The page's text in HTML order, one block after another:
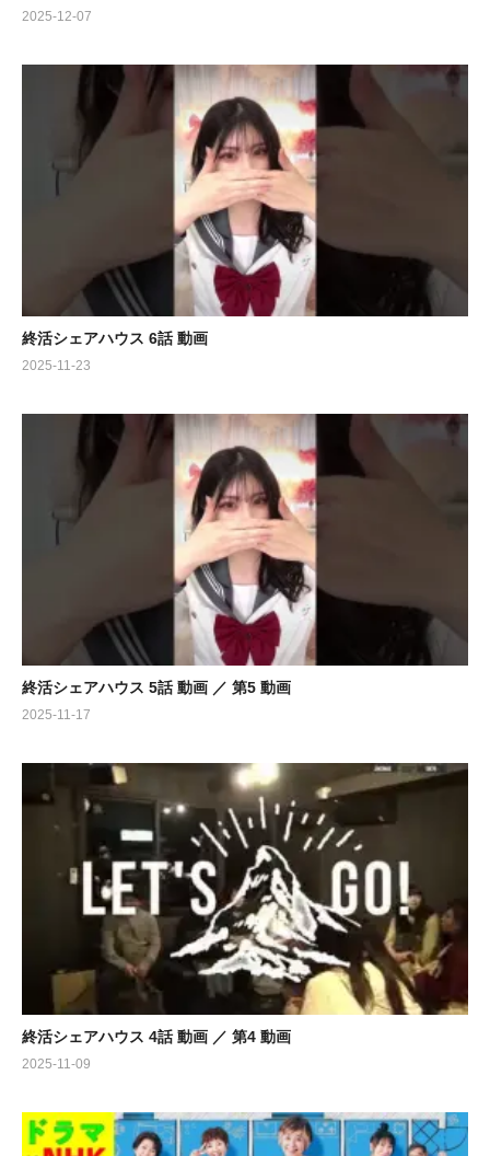
2025-12-07
終活シェアハウス 6話 動画
2025-11-23
終活シェアハウス 5話 動画 ／ 第5 動画
2025-11-17
終活シェアハウス 4話 動画 ／ 第4 動画
2025-11-09